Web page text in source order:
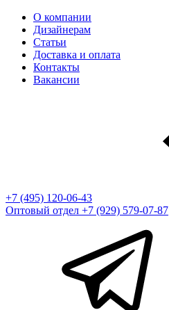
О компании
Дизайнерам
Статьи
Доставка и оплата
Контакты
Вакансии
+7 (495) 120-06-43
Оптовый отдел +7 (929) 579-07-87